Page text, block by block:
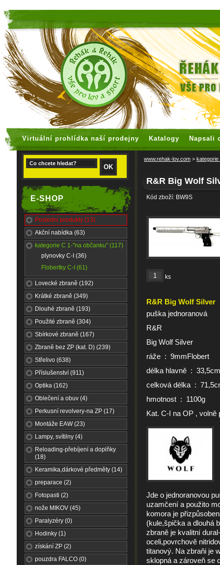
Virtuální prohlídka naší prodejny Katalogy Napsali
E-SHOP
Poslední produkty (13)
Akční nabídka (63)
kategorie C 1-"na občanku" (117)
plynovky C-I (36)
Flobertky C-I (61)
Lovecké zbraně (192)
Krátké zbraně (349)
Dlouhé zbraně (193)
Použité zbraně (304)
Sbírkové zbraně (167)
Zbraně bez ZP (kat. D) (239)
Střelivo (638)
Příslušenství (911)
Optika (162)
Oblečení a obuv (4)
Perkusní revolvery-na ZP (17)
Montáže EAW (23)
Lampy, svítilny (4)
Reloading-přebíjení a doplňky
(18)
Keramika,dárkové předměty (14)
preparace (2)
Fotopasti (2)
nože MIKOV (45)
Paralyzéry (0)
Hodinky (1)
získání ZP (2)
pouzdra FALCO (0)
www.rehak-lov.com > kategorie
R&R Big Wolf
Kód zboží: BW9S
ks
R&R Big Wolf Silver
puška jednoranová
R&R
Big Wolf Silver
ráže : 9mmFlobert
délka hlavně : 33,5cm
celková délka :
hmotnost : 1100g
Kat. C-I na OP , volně
Jde o jednoranovou
uzamčení a použito
komora je
(kule,špička a dlouhá
zbraně je kvalitní
oceli,povrchově
titanový. Na zbraňi je
sklopná a zároveň se